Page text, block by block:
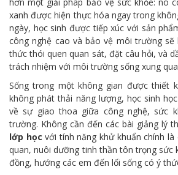
hơn một giải pháp bảo vệ sức khỏe: nó
xanh được hiện thực hóa ngay trong
ngày, học sinh được tiếp xúc với sản
công nghệ cao và bảo vệ môi trường
thức thói quen quan sát, đặt câu hỏi, và
trách nhiệm với môi trường sống xung
Sống trong một không gian được thiết
không phát thải năng lượng, học sinh
về sự giao thoa giữa công nghệ, sức
trường. Không cần đến các bài giảng lý
lớp học với tính năng khử khuẩn chính
quan, nuôi dưỡng tinh thần tôn trọng sức
đồng, hướng các em đến lối sống có ý